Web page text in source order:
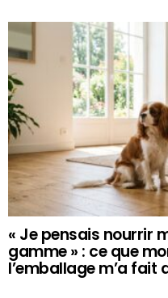
« Je pensais nourrir
gamme » : ce que
l’emballage m’a fait